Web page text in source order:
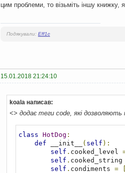
цим проблеми, то візьміть іншу книжку,
Подякували: Eff1c
15.01.2018 21:24:10
koala написав:
<> додає теги code, які
class HotDog :
def __init__ ( self ):
self . cooked_level
self . cooked_string
self . condiments =